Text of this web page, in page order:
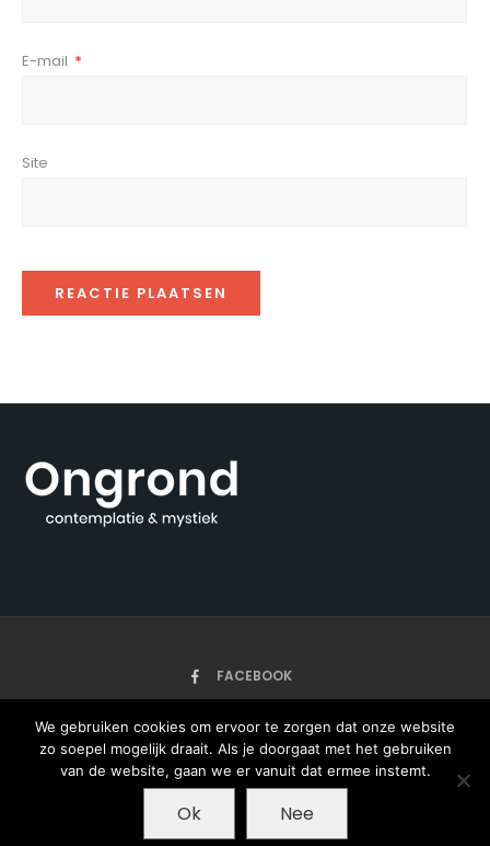
E-mail *
Site
FACEBOOK
HOME ARTIKELEN ONZE AUTEURS OVER
We gebruiken cookies om ervoor te zorgen dat onze website
zo soepel mogelijk draait. Als je doorgaat met het gebruiken
van de website, gaan we er vanuit dat ermee instemt.
Ok Nee